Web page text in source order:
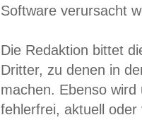
Software verursacht
Die Redaktion bittet
Dritter, zu denen in
machen. Ebenso
fehlerfrei, aktuell oder